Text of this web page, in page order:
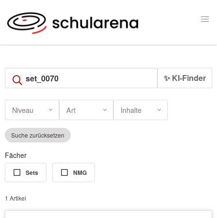
✨ KI-Finder
Niveau Art Inhalte
Suche zurücksetzen
Fächer
Sets NMG
1 Artikel